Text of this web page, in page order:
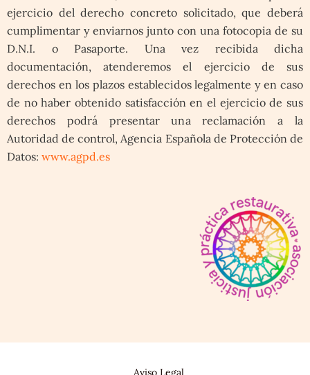
ejercicio del derecho concreto solicitado, que deberá
cumplimentar y enviarnos junto con una fotocopia de su
D.N.I. o Pasaporte. Una vez recibida dicha
documentación, atenderemos el ejercicio de sus
derechos en los plazos establecidos legalmente y en caso
de no haber obtenido satisfacción en el ejercicio de sus
derechos podrá presentar una reclamación a la
Autoridad de control, Agencia Española de Protección de
Datos: www.agpd.es
Aviso Legal